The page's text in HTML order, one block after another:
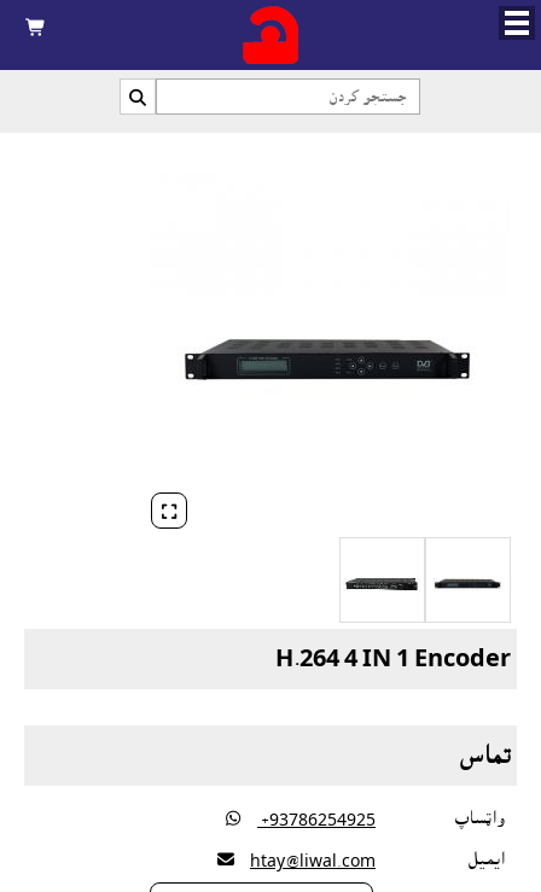



H.264 4 IN 1 Encoder
تماس
واټساپ ‎ +93786254925

ايميل htay@liwal.com
